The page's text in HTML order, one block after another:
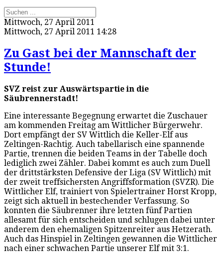
Mittwoch, 27 April 2011
Mittwoch, 27 April 2011 14:28
Zu Gast bei der Mannschaft der
Stunde!
SVZ reist zur Auswärtspartie in die
Säubrennerstadt!
Eine interessante Begegnung erwartet die Zuschauer
am kommenden Freitag am Wittlicher Bürgerwehr.
Dort empfängt der SV Wittlich die Keller-Elf aus
Zeltingen-Rachtig. Auch tabellarisch eine spannende
Partie, trennen die beiden Teams in der Tabelle doch
lediglich zwei Zähler. Dabei kommt es auch zum Duell
der drittstärksten Defensive der Liga (SV Wittlich) mit
der zweit treffsichersten Angriffsformation (SVZR). Die
Wittlicher Elf, trainiert von Spielertrainer Horst Kropp,
zeigt sich aktuell in bestechender Verfassung. So
konnten die Säubrenner ihre letzten fünf Partien
allesamt für sich entscheiden und schlugen dabei unter
anderem den ehemaligen Spitzenreiter aus Hetzerath.
Auch das Hinspiel in Zeltingen gewannen die Wittlicher
nach einer schwachen Partie unserer Elf mit 3:1.